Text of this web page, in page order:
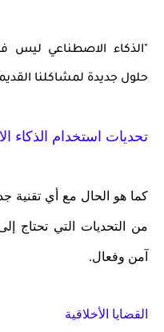
"الذكاء الاصطناعي ليس
حلول جديدة لمشاكلنا
تحديات استخدام الذكاء
كما هو الحال مع أي تقنية
من التحديات التي تحتاج
آمن وفعال.
القضايا الأخلاقية